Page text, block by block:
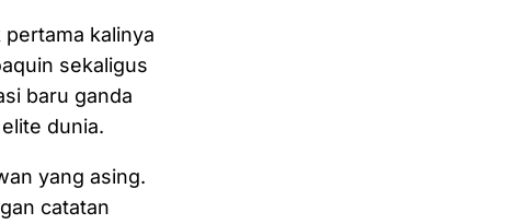
kalinya
sekaligus
baru ganda
dunia.
yang asing.
catatan